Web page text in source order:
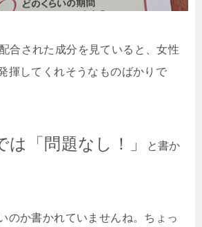
合された成分を見ていると、女性
揮してくれそうなものばかりで
は「問題なし！」
と書か
のか書かれていませんね。ちょっ